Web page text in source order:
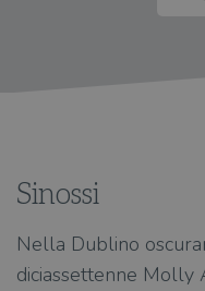
Sinossi
Nella Dublino
diciassettenne Molly